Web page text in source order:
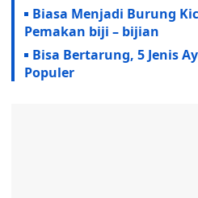
Biasa Menjadi Burung
Pemakan biji – bijian
Bisa Bertarung, 5 Jenis
Populer